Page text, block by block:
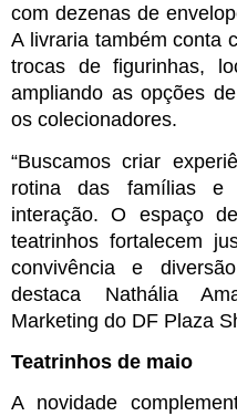
com dezenas de
A livraria também conta
trocas de figurinhas,
ampliando as opções
os colecionadores.
“Buscamos criar
rotina das famílias e
interação. O espaço
teatrinhos fortalecem
convivência e
destaca Nathália
Marketing do DF Plaza
Teatrinhos de maio
A novidade